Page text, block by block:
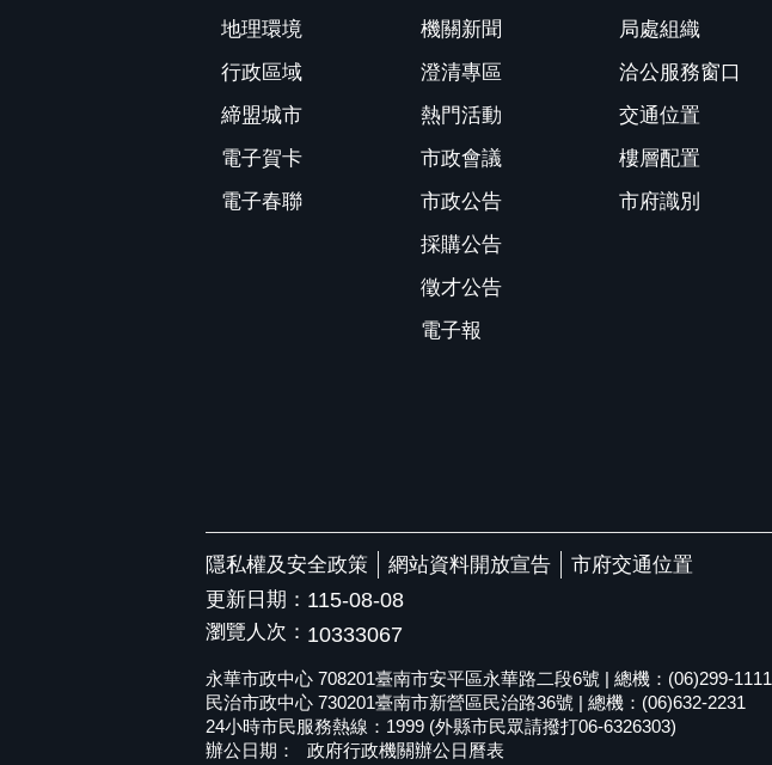
地理環境
行政區域
締盟城市
電子賀卡
電子春聯
機關新聞
澄清專區
熱門活動
市政會議
市政公告
採購公告
徵才公告
電子報
局處組織
洽公服務窗口
交通位置
樓層配置
市府識別
隱私權及安全政策 網站資料開放宣告
市府交通位置
更新日期： 115-08-08
瀏覽人次： 10333067
永華市政中心 708201臺南市安平區永華路二段6號 | 總機：(06)299-1111
民治市政中心 730201臺南市新營區民治路36號 | 總機：(06)632-2231
24小時市民服務熱線：1999 (外縣市民眾請撥打06-6326303)
辦公日期：
政府行政機關辦公日曆表